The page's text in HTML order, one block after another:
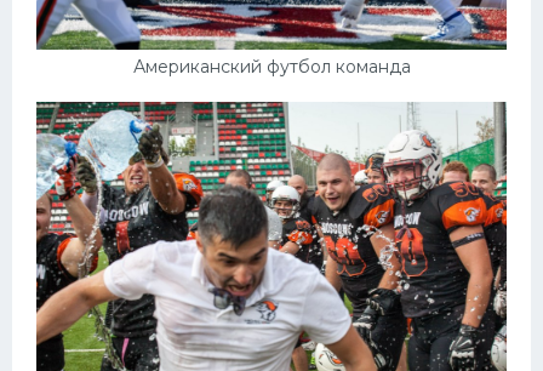
Американский футбол команда